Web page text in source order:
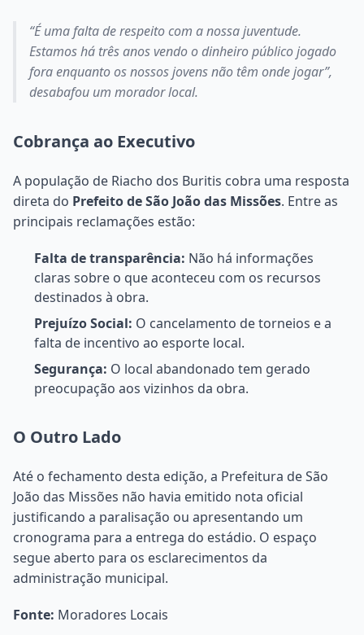
“É uma falta de respeito com a nossa juventude.
Estamos há três anos vendo o dinheiro público jogado
fora enquanto os nossos jovens não têm onde jogar”,
desabafou um morador local.
Cobrança ao Executivo
A população de Riacho dos Buritis cobra uma resposta
direta do Prefeito de São João das Missões. Entre as
principais reclamações estão:
Falta de transparência: Não há informações
claras sobre o que aconteceu com os recursos
destinados à obra.
Prejuízo Social: O cancelamento de torneios e a
falta de incentivo ao esporte local.
Segurança: O local abandonado tem gerado
preocupação aos vizinhos da obra.
O Outro Lado
Até o fechamento desta edição, a Prefeitura de São
João das Missões não havia emitido nota oficial
justificando a paralisação ou apresentando um
cronograma para a entrega do estádio. O espaço
segue aberto para os esclarecimentos da
administração municipal.
Fonte: Moradores Locais